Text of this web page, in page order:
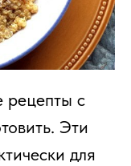
рецепты с
Эти
для